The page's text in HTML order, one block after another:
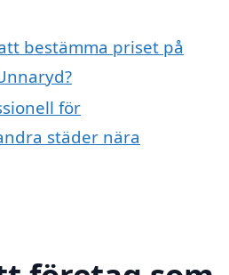
bestämma priset på
för
städer nära